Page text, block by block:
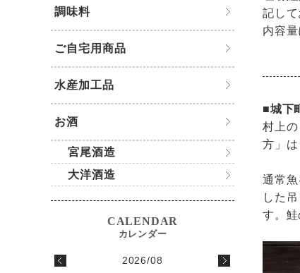
記し
内容
■城下
村上
方」
通常
した
す。
調味料
ご自宅用商品
水産加工品
お酒
宮尾酒造
大洋酒造
2026/08